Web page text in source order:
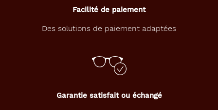
Facilité de paiement
Des solutions de paiement adaptées
Garantie satisfait ou échangé